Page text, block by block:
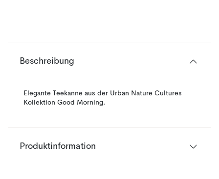
Beschreibung
Elegante Teekanne aus der Urban Nature Cultures
Kollektion Good Morning.
Produktinformation